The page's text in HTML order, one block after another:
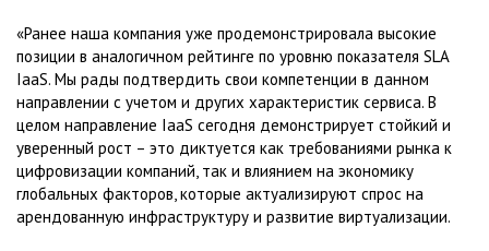
«Ранее наша компания уже продемонстрировала высокие
позиции в аналогичном рейтинге по уровню показателя SLA
IaaS. Мы рады подтвердить свои компетенции в данном
направлении с учетом и других характеристик сервиса. В
целом направление IaaS сегодня демонстрирует стойкий и
уверенный рост – это диктуется как требованиями рынка к
цифровизации компаний, так и влиянием на экономику
глобальных факторов, которые актуализируют спрос на
арендованную инфраструктуру и развитие виртуализации.